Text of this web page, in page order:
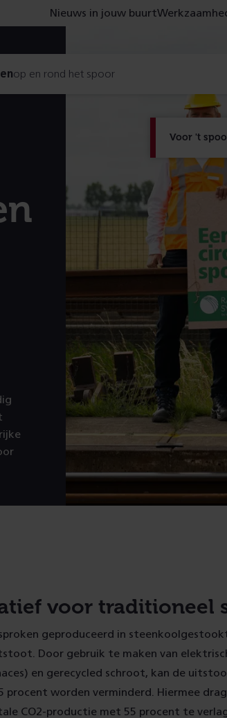
Voor 't
Nieuws in jouw buurt
op en rond het spoor
voor traditioneel
geproduceerd in
Door gebruik te maken van
en gerecycled schroot, kan de
worden verminderd. Hiermee
CO2-productie met 55 procent te